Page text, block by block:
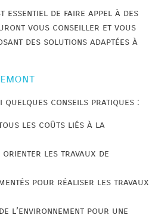
de faire appel à des
vous conseiller et vous
des solutions adaptées à
conseils pratiques :
les coûts liés à la
orienter les travaux de
pour réaliser les travaux
l’environnement pour une